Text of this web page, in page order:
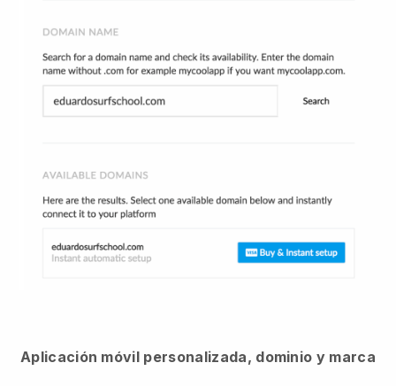
Aplicación móvil personalizada, dominio y marca